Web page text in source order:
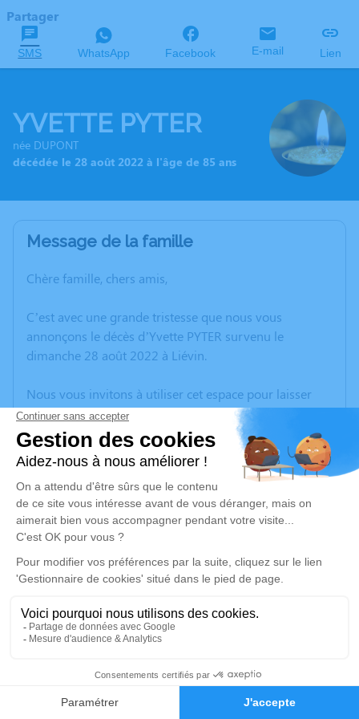
Faire-part Hommages
Partager
SMS WhatsApp Facebook E-mail Lien
YVETTE PYTER
née DUPONT
décédée le 28 août 2022 à l'âge de 85 ans
Message de la famille
Chère famille, chers amis,
C’est avec une grande tristesse que nous vous
annonçons le décès d’Yvette PYTER survenu le
dimanche 28 août 2022 à Liévin.
Nous vous invitons à utiliser cet espace pour laisser
vos condoléances, partager des photos souvenirs, une
anecdote ou exprimer vos pensées à travers des
poèmes ou des textes. Cet endroit est un lieu
d'expression dédié à honorer la mémoire d’Yvette
PYTER.
Un service de plantation d’arbre hommage est
disponible ici
Cérémonie religieuse
Église Saint Barthélemy d'Oignies
Place de la IVe République